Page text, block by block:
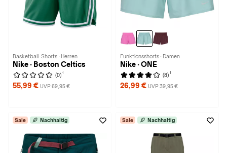
Basketball-Shorts · Herren
Nike · Boston Celtics
(0) 1
55,99 € UVP 69,95 €
Funktionsshorts · Damen
Nike · ONE
(8) 1
26,99 € UVP 39,95 €
Sale Nachhaltig Sale Nachhaltig